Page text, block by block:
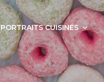
PORTRAITS CUISINÉS